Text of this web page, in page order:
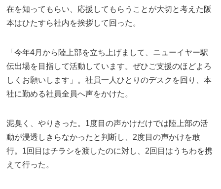
在を知ってもらい、応援してもらうことが大切と考えた阪
本はひたすら社内を挨拶して回った。
「今年4月から陸上部を立ち上げまして、ニューイヤー駅
伝出場を目指して活動しています。ぜひご支援のほどよろ
しくお願いします」。社員一人ひとりのデスクを回り、本
社に勤める社員全員へ声をかけた。
泥臭く、やりきった。1度目の声かけだけでは陸上部の活
動が浸透しきらなかったと判断し、2度目の声かけを敢
行。1回目はチラシを渡したのに対し、2回目はうちわを携
えて行った。